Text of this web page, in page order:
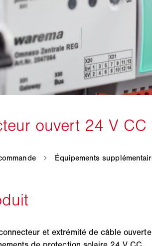
et extrémité de câble ouverte